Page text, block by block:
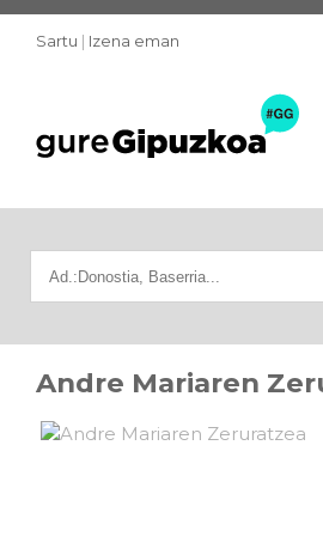
Sartu | Izena eman
Andre Mariaren